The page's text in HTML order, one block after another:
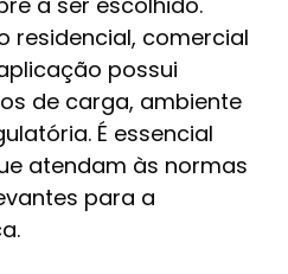
residencial, comercial
possui
de carga, ambiente
É essencial
atendam às normas
para a